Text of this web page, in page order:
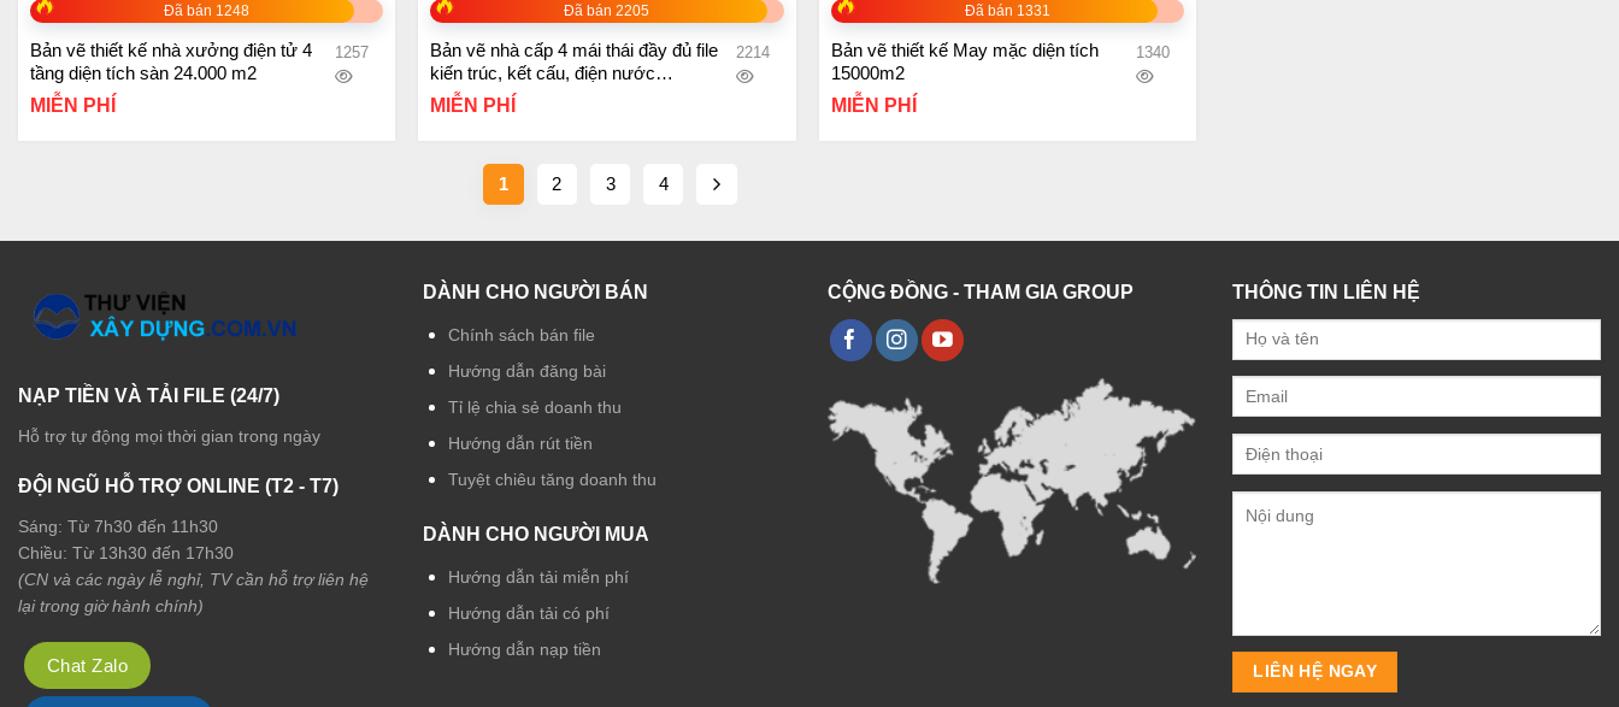
Đã bán 1248
Bản vẽ thiết kế nhà xưởng điện tử 4
tầng diện tích sàn 24.000 m2
1257
MIỄN PHÍ
Đã bán 2205
Bản vẽ nhà cấp 4 mái thái đầy đủ file
kiến trúc, kết cấu, điện nước
7.6×17.1m
2214
MIỄN PHÍ
Đã bán 1331
Bản vẽ thiết kế May mặc diện tích
15000m2
1340
MIỄN PHÍ
1 2 3 4
NẠP TIỀN VÀ TẢI FILE (24/7)
Hỗ trợ tự động mọi thời gian trong ngày
ĐỘI NGŨ HỖ TRỢ ONLINE (T2 - T7)
Sáng: Từ 7h30 đến 11h30
Chiều: Từ 13h30 đến 17h30
(CN và các ngày lễ nghỉ, TV cần hỗ trợ liên hệ
lại trong giờ hành chính)
DÀNH CHO NGƯỜI BÁN
Chính sách bán file
Hướng dẫn đăng bài
Tỉ lệ chia sẻ doanh thu
Hướng dẫn rút tiền
Tuyệt chiêu tăng doanh thu
DÀNH CHO NGƯỜI MUA
Hướng dẫn tải miễn phí
Hướng dẫn tải có phí
Hướng dẫn nạp tiền
CỘNG ĐỒNG - THAM GIA GROUP THÔNG TIN LIÊN HỆ
Chat Zalo